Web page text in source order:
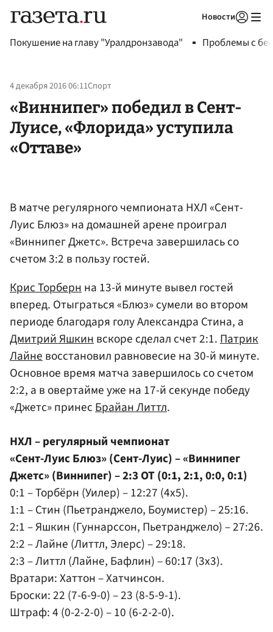
Новости
Покушение на главу "Уралдронзавода" Проблемы с
4 декабря 2016 06:11Спорт
«Виннипег» победил в Сент-
Луисе, «Флорида» уступила
«Оттаве»
В матче регулярного чемпионата НХЛ «Сент-
Луис Блюз» на домашней арене проиграл
«Виннипег Джетс». Встреча завершилась со
счетом 3:2 в пользу гостей.
Крис Торбернна 13-й минуте вывел гостей
вперед. Отыграться «Блюз» сумели во втором
периоде благодаря голу Александра Стина, а
Дмитрий Яшкинвскоре сделал счет 2:1.Патрик
Лайневосстановил равновесие на 30-й минуте.
Основное время матча завершилось со счетом
2:2, а в овертайме уже на 17-й секунде победу
«Джетс» принесБрайан Литтл.
НХЛ – регулярный чемпионат
«Сент-Луис Блюз» (Сент-Луис) – «Виннипег
Джетс» (Виннипег) – 2:3 ОТ (0:1, 2:1, 0:0, 0:1)
0:1 – Торбёрн (Уилер) – 12:27 (4x5).
1:1 – Стин (Пьетранджело, Боумистер) – 25:16.
2:1 – Яшкин (Гуннарссон, Пьетранджело) – 27:26.
2:2 – Лайне (Литтл, Элерс) – 29:18.
2:3 – Литтл (Лайне, Бафлин) – 60:17 (3x3).
Вратари: Хаттон – Хатчинсон.
Броски: 22 (7-6-9-0) – 23 (8-5-9-1).
Штраф: 4 (0-2-2-0) – 10 (6-2-2-0).